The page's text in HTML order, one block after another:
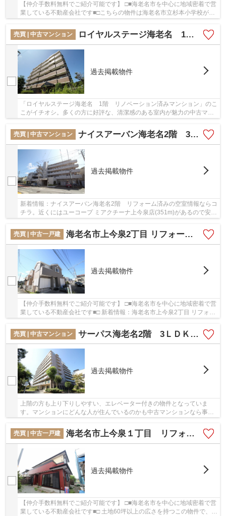
【仲介手数料無料でご紹介可能です】 □■海老名市を中心に地域密着で営
業している不動産会社です■□こちらの物件は海老名市立杉本小学校が
売買 | 中古マンション
ロイヤルステージ海老名 1階 2ＬＤＫリノベーション済みマンション【仲介手数料無料】
過去掲載物件
「ロイヤルステージ海老名 1階 リノベーション済みマンション」のこ
こがイチオシ。多くの方に好評な、清潔感のある室内が魅力の中古マン
売買 | 中古マンション
ナイスアーバン海老名2階 3ＤＫリフォーム済みマンション【仲介手数料無料】
過去掲載物件
新着情報：ナイスアーバン海老名2階 リフォーム済みの空室情報ならコ
チラ。近くにはユーコープ ミアクチーナ上今泉店(351m)があるので安
売買 | 中古一戸建
海老名市上今泉2丁目 リフォーム戸建て【仲介手数料無料】
過去掲載物件
【仲介手数料無料でご紹介可能です】 □■海老名市を中心に地域密着で営
業している不動産会社です■□ 新着情報：海老名市上今泉2丁目 リフォー
ム戸建ての空室情報ならコチラ。快適な住環...
売買 | 中古マンション
サーパス海老名2階 3ＬＤＫリノベーション済みマンション【仲介手数料無料】
過去掲載物件
上階の方も上り下りしやすい、エレベーター付きの物件となっていま
す。マンションにどんな人が住んでいるのかも中古マンションなら事前
売買 | 中古一戸建
海老名市上今泉１丁目 リフォーム住宅【仲介手数料無料】
過去掲載物件
【仲介手数料無料でご紹介可能です】 □■海老名市を中心に地域密着で営
業している不動産会社です■□ 土地60坪以上の広さを持つこの物件で、快